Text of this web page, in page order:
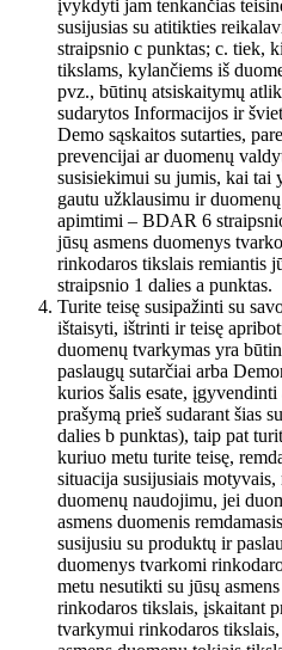
įvykdyti jam tenkančias
susijusias su atitikties
straipsnio c punktas; c. tiek,
tikslams, kylančiems iš
pvz., būtinų atsiskaitymų
sudarytos Informacijos ir
Demo sąskaitos sutarties,
prevencijai ar duomenų
susisiekimui su jumis, kai tai
gautu užklausimu ir
apimtimi – BDAR 6
jūsų asmens duomenys
rinkodaros tikslais remiantis
straipsnio 1 dalies a punktas.
Turite teisę susipažinti su
ištaisyti, ištrinti ir teisę
duomenų tvarkymas yra
paslaugų sutarčiai arba
kurios šalis esate,
prašymą prieš sudarant šias
dalies b punktas), taip pat
kuriuo metu turite teisę,
situacija susijusiais motyvais,
duomenų naudojimu, jei
asmens duomenis
susijusiu su produktų ir
duomenys tvarkomi
metu nesutikti su jūsų
rinkodaros tikslais, įskaitant
tvarkymui rinkodaros